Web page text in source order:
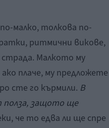
малко, толкова по-
ритмични викове,
страда. Малкото му
плаче, му предложете
сте го кърмили. В
полза, защото ще
че то едва ли ще спре